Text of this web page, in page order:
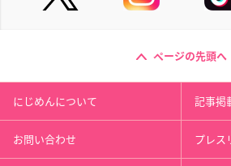
ページの先頭へ
にじめんについて 記事掲
お問い合わせ プレス